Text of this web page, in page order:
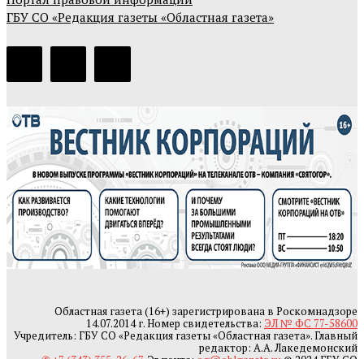
ГБУ СО «Редакция газеты «Областная газета»
Областная газета (16+) зарегистрирована в Роскомнадзоре
14.07.2014 г. Номер свидетельства: ЭЛ № ФС 77-58600
Учредитель: ГБУ СО «Редакция газеты «Областная газета». Главный
редактор: А.А. Лакедемонский